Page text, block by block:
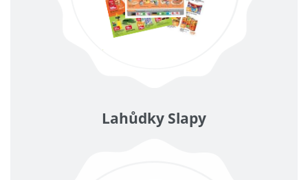
Lahůdky Slapy